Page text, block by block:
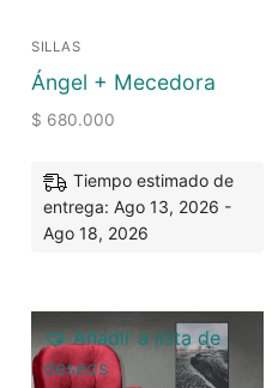
SILLAS
Ángel + Mecedora
$ 680.000
Tiempo estimado de
entrega: Ago 13, 2026 -
Ago 18, 2026
Añadir a lista de
deseos